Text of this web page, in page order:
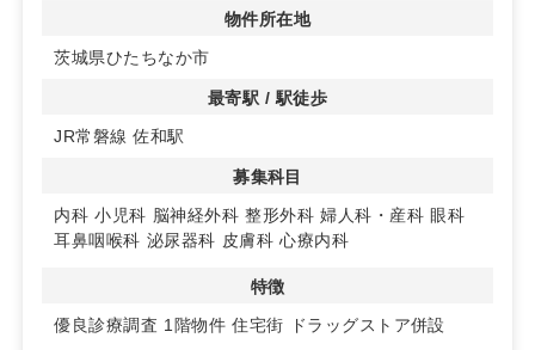
詳細はお問い合わせください！
物件所在地
茨城県ひたちなか市
最寄駅 / 駅徒歩
JR常磐線 佐和駅
募集科目
内科 小児科 脳神経外科 整形外科 婦人科・産科 眼科
耳鼻咽喉科 泌尿器科 皮膚科 心療内科
特徴
優良診療調査 1階物件 住宅街 ドラッグストア併設